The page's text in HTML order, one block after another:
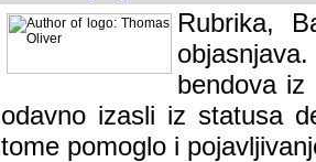
Rubrika,
bendova
odavno izasli iz statusa
tome pomoglo i